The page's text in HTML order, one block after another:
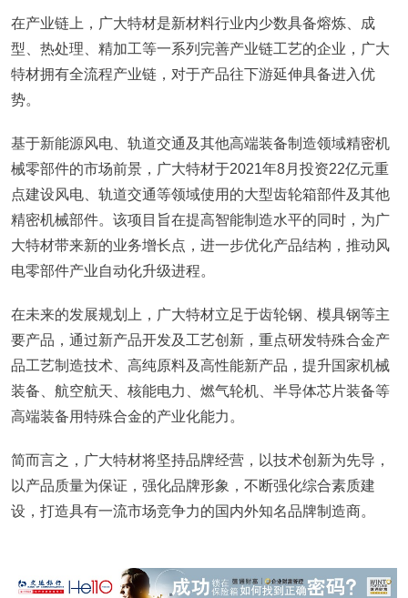
在产业链上，广大特材是新材料行业内少数具备熔炼、成
型、热处理、精加工等一系列完善产业链工艺的企业，广大
特材拥有全流程产业链，对于产品往下游延伸具备进入优
势。
基于新能源风电、轨道交通及其他高端装备制造领域精密机
械零部件的市场前景，广大特材于2021年8月投资22亿元重
点建设风电、轨道交通等领域使用的大型齿轮箱部件及其他
精密机械部件。该项目旨在提高智能制造水平的同时，为广
大特材带来新的业务增长点，进一步优化产品结构，推动风
电零部件产业自动化升级进程。
在未来的发展规划上，广大特材立足于齿轮钢、模具钢等主
要产品，通过新产品开发及工艺创新，重点研发特殊合金产
品工艺制造技术、高纯原料及高性能新产品，提升国家机械
装备、航空航天、核能电力、燃气轮机、半导体芯片装备等
高端装备用特殊合金的产业化能力。
简而言之，广大特材将坚持品牌经营，以技术创新为先导，
以产品质量为保证，强化品牌形象，不断强化综合素质建
设，打造具有一流市场竞争力的国内外知名品牌制造商。